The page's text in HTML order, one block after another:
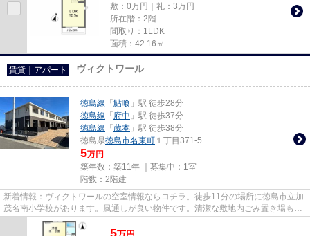
敷：0万円｜礼：3万円
所在階：2階
間取り：1LDK
面積：42.16㎡
賃貸｜アパート ヴィクトワール
徳島線 「 鮎喰 」駅 徒歩28分
徳島線 「 府中 」駅 徒歩37分
徳島線 「 蔵本 」駅 徒歩38分
徳島県徳島市名東町 １丁目371-5
5万円
築年数：築11年 ｜募集中： 1室
階数：2階建
新着情報：ヴィクトワールの空室情報ならコチラ。徒歩11分の場所に徳島市立加
茂名南小学校があります。風通しが良い物件です。清潔な敷地内ごみ置き場も用
意されております。NewStorie...
5